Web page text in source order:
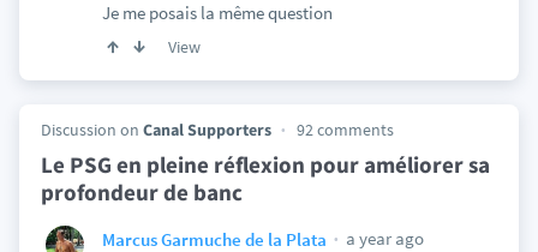
Je me posais la même question
View
Discussion on Canal Supporters 92 comments
Le PSG en pleine réflexion pour améliorer sa
profondeur de banc
Marcus Garmuche de la Plata
a year ago